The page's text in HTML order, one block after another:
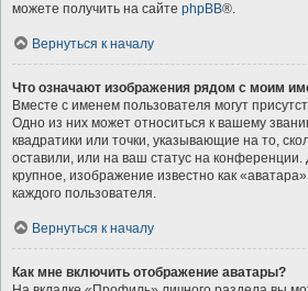
можете получить на сайте phpBB®.
Вернуться к началу
Что означают изображения рядом с моим
Вместе с именем пользователя могут
Одно из них может относиться к вашему
квадратики или точки, указывающие на то,
оставили, или на ваш статус на конференции.
крупное, изображение известно как
каждого пользователя.
Вернуться к началу
Как мне включить отображение аватары?